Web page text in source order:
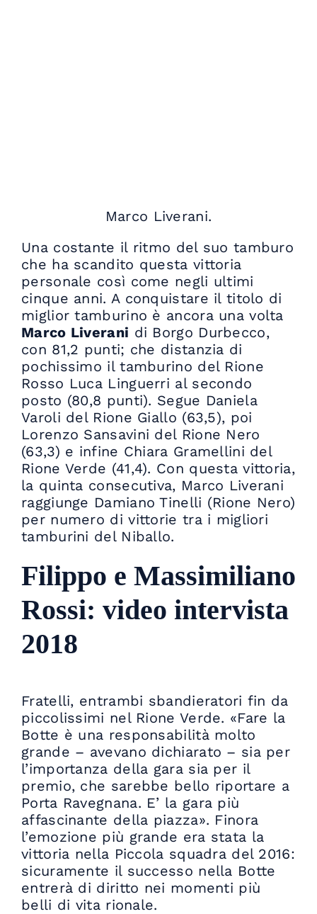
Marco Liverani.
Una costante il ritmo del suo tamburo
che ha scandito questa vittoria
personale così come negli ultimi
cinque anni. A conquistare il titolo di
miglior tamburino è ancora una volta
Marco Liverani di Borgo Durbecco,
con 81,2 punti; che distanzia di
pochissimo il tamburino del Rione
Rosso Luca Linguerri al secondo
posto (80,8 punti). Segue Daniela
Varoli del Rione Giallo (63,5), poi
Lorenzo Sansavini del Rione Nero
(63,3) e infine Chiara Gramellini del
Rione Verde (41,4). Con questa vittoria,
la quinta consecutiva, Marco Liverani
raggiunge Damiano Tinelli (Rione Nero)
per numero di vittorie tra i migliori
tamburini del Niballo.
Filippo e Massimiliano
Rossi: video intervista
2018
Fratelli, entrambi sbandieratori fin da
piccolissimi nel Rione Verde. «Fare la
Botte è una responsabilità molto
grande – avevano dichiarato – sia per
l’importanza della gara sia per il
premio, che sarebbe bello riportare a
Porta Ravegnana. E’ la gara più
affascinante della piazza». Finora
l’emozione più grande era stata la
vittoria nella Piccola squadra del 2016:
sicuramente il successo nella Botte
entrerà di diritto nei momenti più
belli di vita rionale.